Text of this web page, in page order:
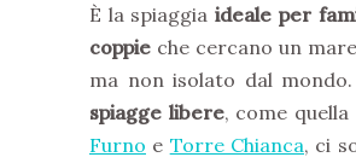
È la spiaggiaideale per
coppie che cercano un
ma non isolato dal
spiagge libere, come quella
Furno e Torre Chianca, ci